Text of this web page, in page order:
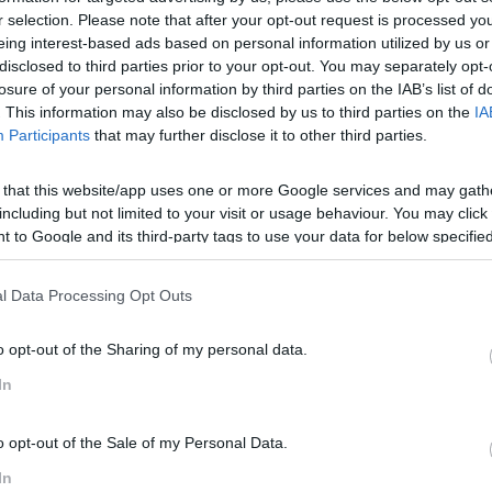
selection. Please note that after your opt-out request is processed
interest-based ads based on personal information utilized by us
to third parties prior to your opt-out. You may separately
of your personal information by third parties on the IAB’s list of
This information may also be disclosed by us to third parties on the
Participants that may further disclose it to other third parties.
that this website/app uses one or more Google services and may
but not limited to your visit or usage behaviour. You may
to Google and its third-party tags to use your data for below
consent section.
Data Processing Opt Outs
opt-out of the Sharing of my personal data.
opt-out of the Sale of my Personal Data.
único ano. Como é que se conseguem estes níveis de
o que se aprende para dentro!
London, dentro da IBM, descobriu que o segredo para a
para estudarem ideias novas, interagirem
pensar. Uma das descobertas mais importantes desta
os colaboradores da empresa, irem muito além dos
e um dos mais importantes empreendedores
si”. Esta é, aliás, a principal razão pela qual grandes
a elementos externos ao seu ecossistema para
as melhores ideias
expor os seus
então, porque é que nem todas as empresas
recentemente publicado na Harvard Business Review
recearem que a procura por inovação possa distrair a
mais inovador. O estudo realizado dentro da IBM revela